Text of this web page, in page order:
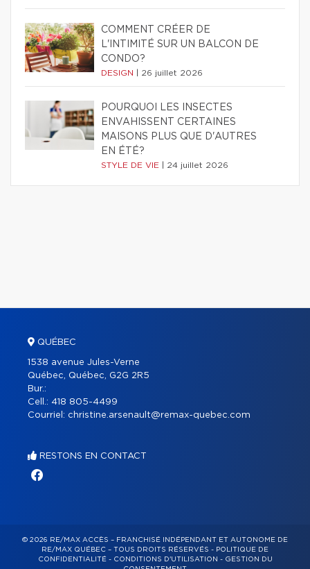
COMMENT CRÉER DE
L'INTIMITÉ SUR UN BALCON DE
CONDO?
DESIGN 26 juillet 2026
POURQUOI LES INSECTES
ENVAHISSENT CERTAINES
MAISONS PLUS QUE D'AUTRES
EN ÉTÉ?
STYLE DE VIE 24 juillet 2026
QUÉBEC
1538 avenue Jules-Verne
Québec, Québec, G2G 2R5
Bur.:
Cell.: 418 805-4499
Courriel: christine.arsenault@remax-quebec.com
RESTONS EN CONTACT
© 2026 RE/MAX ACCÈS – FRANCHISÉ INDÉPENDANT ET AUTONOME DE
RE/MAX QUÉBEC – TOUS DROITS RÉSERVÉS - POLITIQUE DE
CONFIDENTIALITÉ- CONDITIONS D'UTILISATION - GESTION DU